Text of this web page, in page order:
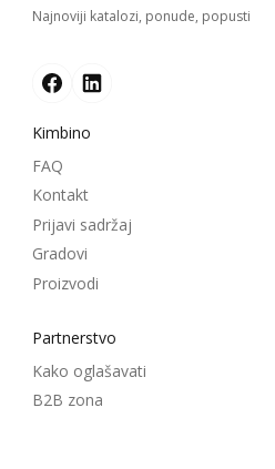
Najnoviji katalozi, ponude, popusti
Kimbino
FAQ
Kontakt
Prijavi sadržaj
Gradovi
Proizvodi
Partnerstvo
Kako oglašavati
B2B zona